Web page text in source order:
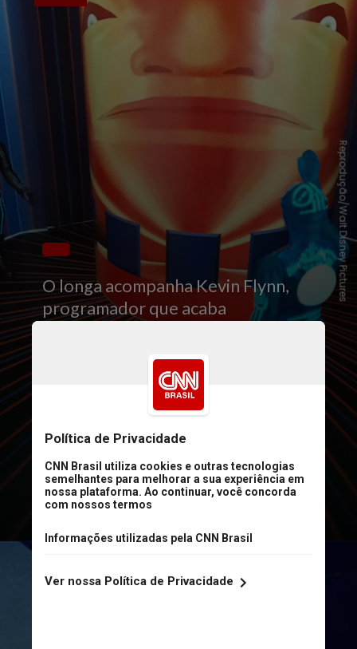
O longa acompanha Kevin Flynn,
programador que acaba
mortais e uma IA maligna chamada
Programa Master Control
Reprodução/Walt Disney Pictures